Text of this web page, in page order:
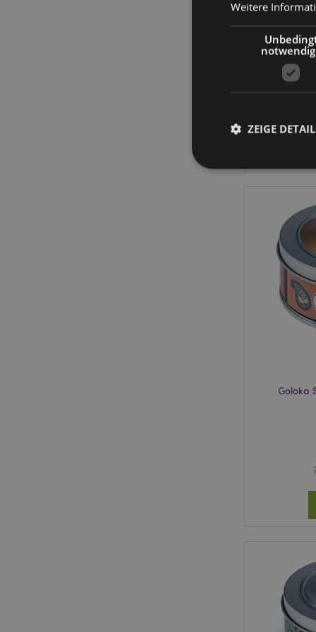
Goloka
Weitere
ZEIGE
Streng-
Ohne unbedingt
PHPSESSID
mage-cache-sessid